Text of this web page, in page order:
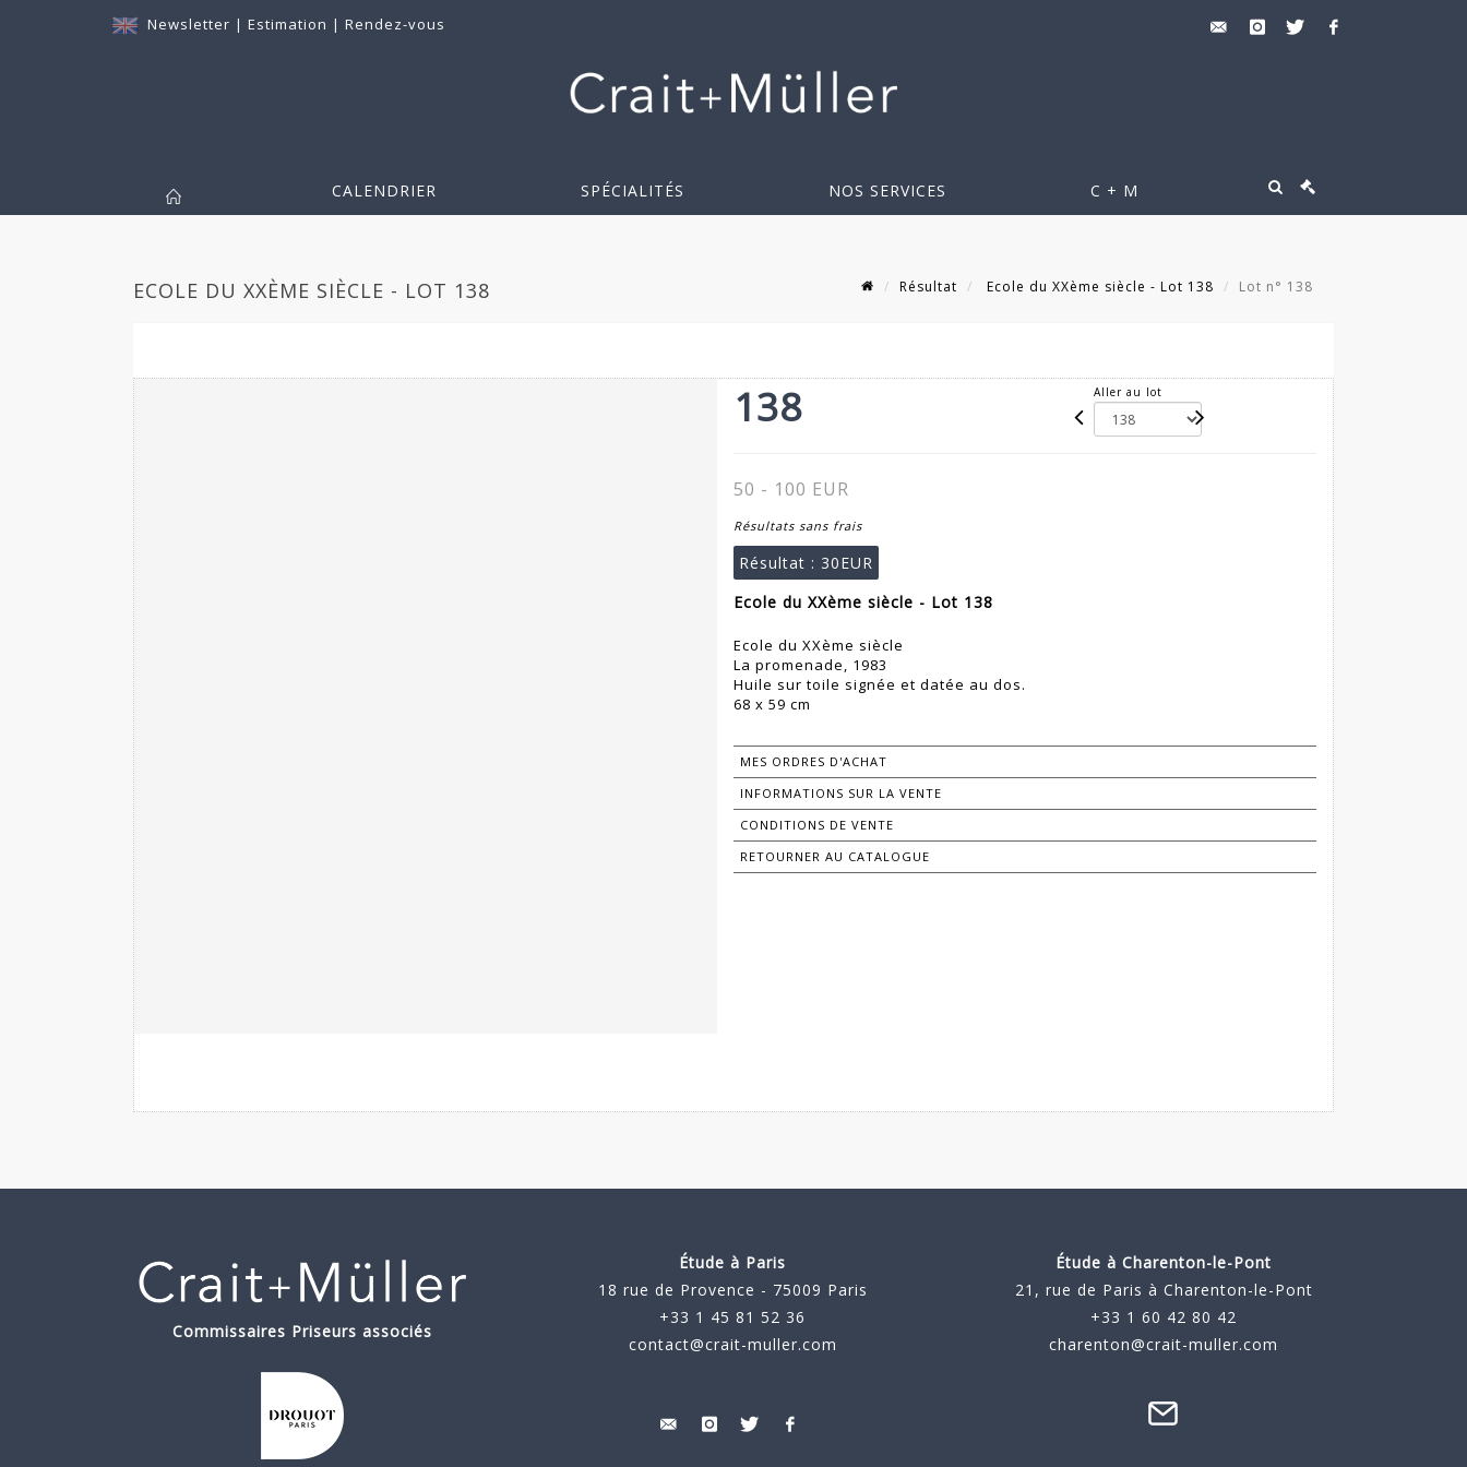
Newsletter | Estimation | Rendez-vous
CALENDRIER SPÉCIALITÉS NOS SERVICES C + M
ECOLE DU XXÈME SIÈCLE - LOT 138 Résultat Ecole du XXème siècle - Lot 138 Lot n° 138
138 Aller au lot
50 - 100 EUR
Résultats sans frais
Résultat : 30EUR
Ecole du XXème siècle - Lot 138
Ecole du XXème siècle
La promenade, 1983
Huile sur toile signée et datée au dos.
68 x 59 cm
MES ORDRES D'ACHAT
INFORMATIONS SUR LA VENTE
CONDITIONS DE VENTE
RETOURNER AU CATALOGUE
Commissaires Priseurs associés
Étude à Paris
18 rue de Provence - 75009 Paris
+33 1 45 81 52 36
contact@crait-muller.com
Étude àCharenton-le-Pont
21, rue de Paris à Charenton-le-Pont
+33 1 60 42 80 42
charenton@crait-muller.com